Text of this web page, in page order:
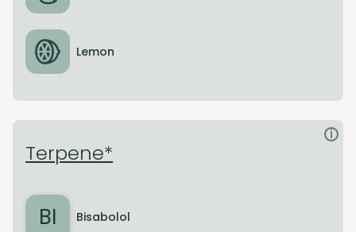
Lemon
Terpene*
i
BI Bisabolol